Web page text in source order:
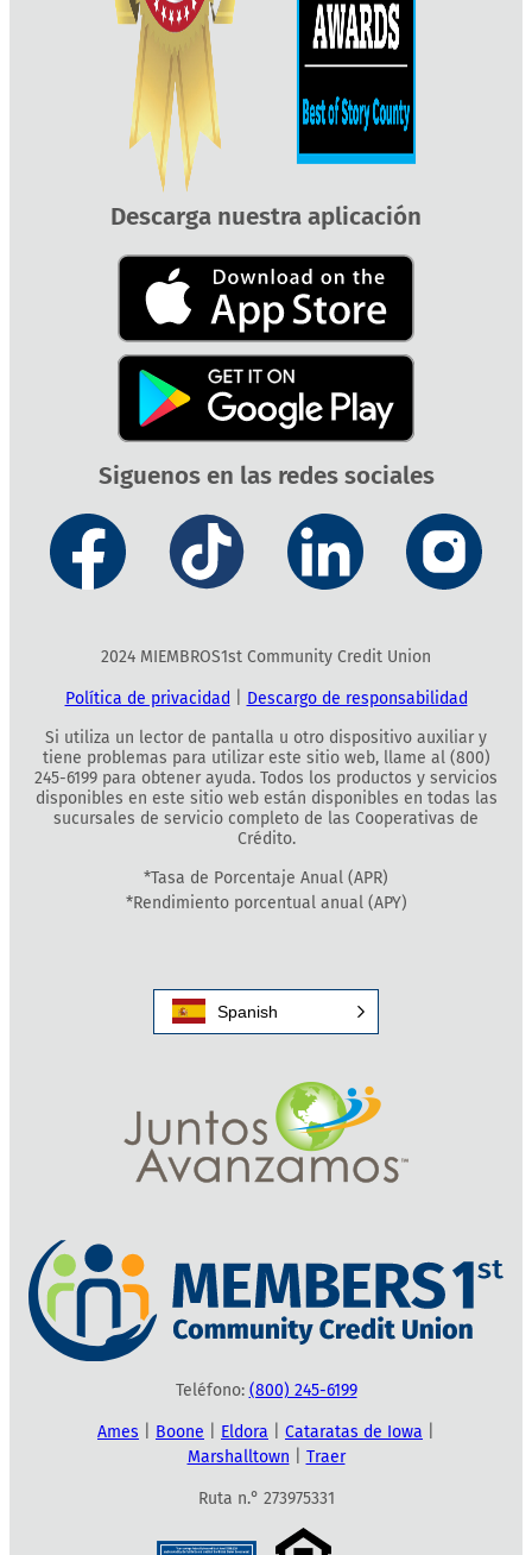
Descarga nuestra aplicación
Siguenos en las redes sociales
2024 MIEMBROS1st Community Credit Union
Política de privacidad
Descargo de responsabilidad
Si utiliza un lector de pantalla u otro dispositivo auxiliar y
tiene problemas para utilizar este sitio web, llame al (800)
245-6199 para obtener ayuda. Todos los productos y servicios
disponibles en este sitio web están disponibles en todas las
sucursales de servicio completo de las Cooperativas de
Crédito.
*Tasa de Porcentaje Anual (APR)
*Rendimiento porcentual anual (APY)
Spanish
Teléfono: (800) 245-6199
Ames Boone Eldora Cataratas de Iowa
Marshalltown
Traer
Ruta n.° 273975331